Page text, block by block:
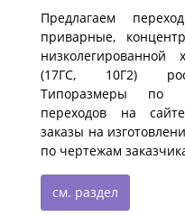
Предлагаем
приварные,
низколегированной
(17ГС, 10Г2)
Типоразмеры по
переходов на
заказы на
по чертежам
см. раздел